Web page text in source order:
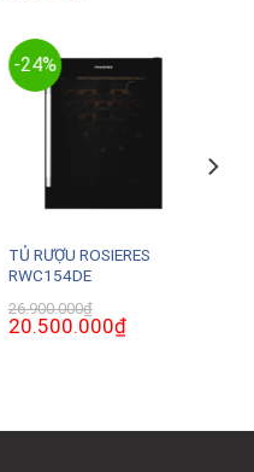
-24%
TỦ RƯỢU ROSIERES
RWC154DE
26.900.000₫
Giá
gốc
20.500.000₫Giá
hiện